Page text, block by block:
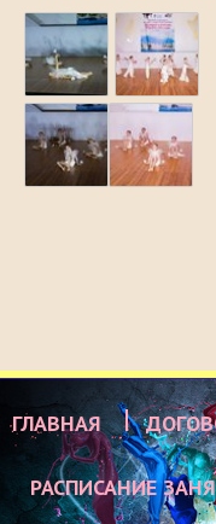
ГЛАВНАЯ
РАСПИСАНИЕ